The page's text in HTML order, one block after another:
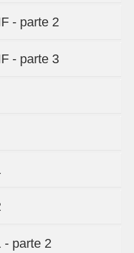
- parte 2
- parte 3
- parte 2